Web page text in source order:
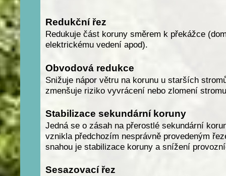
Redukční řez
Redukuje část koruny směrem k překážce
elektrickému vedení apod).
Obvodová redukce
Snižuje nápor větru na korunu u starších
zmenšuje riziko vyvrácení nebo zlomení
Stabilizace sekundární koruny
Jedná se o zásah na přerostlé sekundární
vznikla předchozím nesprávně provedeným
snahou je stabilizace koruny a snížení
Sesazovací řez